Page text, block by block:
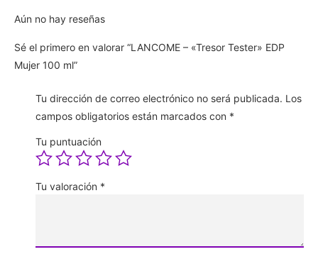
Aún no hay reseñas
Sé el primero en valorar “LANCOME – «Tresor Tester» EDP
Mujer 100 ml”
Tu dirección de correo electrónico no será publicada. Los
campos obligatorios están marcados con *
Tu puntuación
Tu valoración *